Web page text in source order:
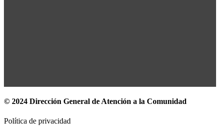
© 2024 Dirección General de Atención a la Comunidad
Política de privacidad